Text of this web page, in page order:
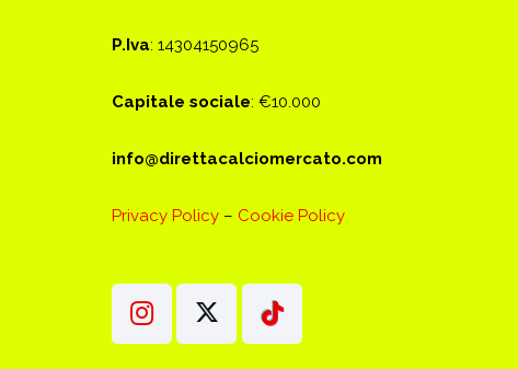
P.Iva: 14304150965
Capitale sociale: €10.000
info@direttacalciomercato.com
Privacy Policy – Cookie Policy